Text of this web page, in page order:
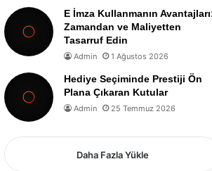
E İmza Kullanmanın
Zamandan ve Maliyetten
Tasarruf Edin
Admin 1 Ağustos 2026
Hediye Seçiminde Prestiji Ön
Plana Çıkaran Kutular
Admin 25 Temmuz 2026
Daha Fazla Yükle